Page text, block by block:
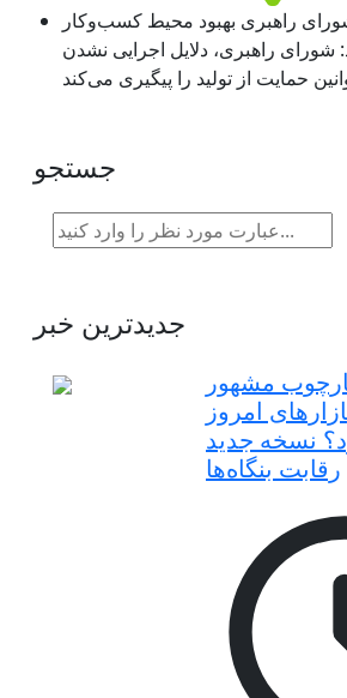
راهبری بهبود محیط کسب‌وکار
شورای راهبری، دلایل اجرایی نشدن
جستجو
جدیدترین خبر
مشهور
امروز
نسخه جدید
رقابت‌ بنگاه‌ها